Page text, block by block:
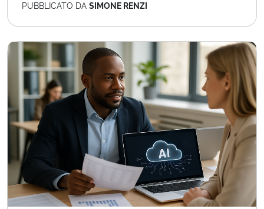
PUBBLICATO DA SIMONE RENZI